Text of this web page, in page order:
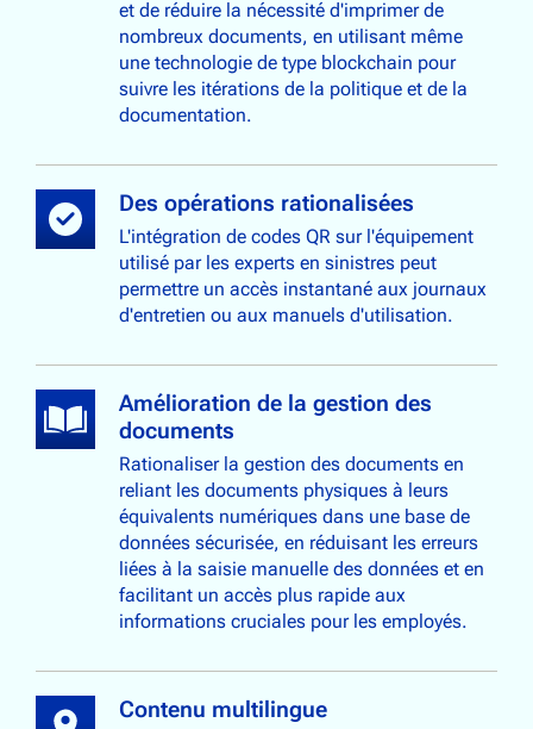
et de réduire la nécessité d'imprimer de
nombreux documents, en utilisant même
une technologie de type blockchain pour
suivre les itérations de la politique et de la
documentation.
Des opérations rationalisées
L'intégration de codes QR sur l'équipement
utilisé par les experts en sinistres peut
permettre un accès instantané aux journaux
d'entretien ou aux manuels d'utilisation.
Amélioration de la gestion des
documents
Rationaliser la gestion des documents en
reliant les documents physiques à leurs
équivalents numériques dans une base de
données sécurisée, en réduisant les erreurs
liées à la saisie manuelle des données et en
facilitant un accès plus rapide aux
informations cruciales pour les employés.
Contenu multilingue